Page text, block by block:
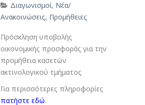
Διαγωνισμοί, Νέα/
Ανακοινώσεις, Προμήθειες
Πρόσκληση υποβολής
οικονομικής προσφοράς για την
προμήθεια κασετών
ακτινολογικού τμήματος
Για περισσότερες πληροφορίες
πατήστε εδώ.